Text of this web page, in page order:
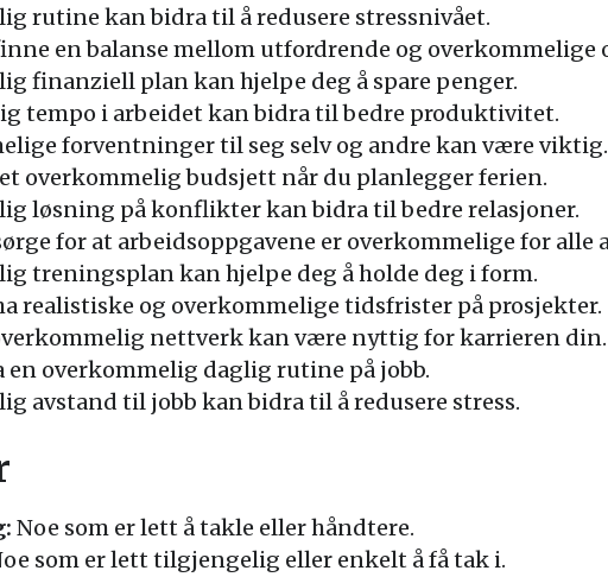
rutine kan bidra til å redusere stressnivået.
en balanse mellom utfordrende og overkommelige
finanziell plan kan hjelpe deg å spare penger.
tempo i arbeidet kan bidra til bedre produktivitet.
forventninger til seg selv og andre kan være viktig.
overkommelig budsjett når du planlegger ferien.
løsning på konflikter kan bidra til bedre relasjoner.
for at arbeidsoppgavene er overkommelige for alle
treningsplan kan hjelpe deg å holde deg i form.
realistiske og overkommelige tidsfrister på prosjekter.
nettverk kan være nyttig for karrieren din.
en overkommelig daglig rutine på jobb.
avstand til jobb kan bidra til å redusere stress.
Noe som er lett å takle eller håndtere.
som er lett tilgjengelig eller enkelt å få tak i.